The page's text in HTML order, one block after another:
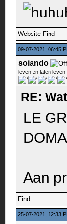
Website Find
09-07-2021, 06:45
soiando
leven en laten leven
RE:
LE
Aan
Find
25-07-2021, 12:33